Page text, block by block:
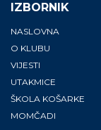
IZBORNIK
NASLOVNA
O KLUBU
VIJESTI
UTAKMICE
ŠKOLA KOŠARKE
MOMČADI